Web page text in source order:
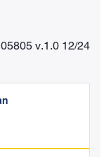
v.1.0 12/24